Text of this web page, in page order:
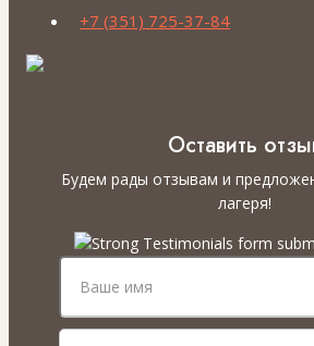
+7 (351) 725-37-84
Оставить
Будем рады отзывам и
лагеря!